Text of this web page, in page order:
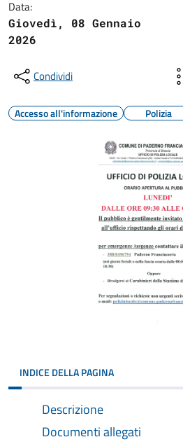
Data:
Giovedì, 08 Gennaio
2026
Condividi
Accesso all'informazione Polizia
INDICE DELLA PAGINA
Descrizione
Documenti allegati